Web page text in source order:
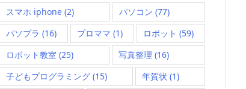
スマホ iphone (2) パソコン (77)
パソプラ (16) プロママ (1) ロボット (59)
ロボット教室 (25) 写真整理 (16)
子どもプログラミング (15) 年賀状 (1)